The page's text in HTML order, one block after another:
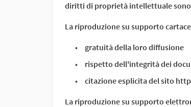
diritti di proprietà intellettuale sono
La riproduzione su supporto
gratuità della loro diffusione
rispetto dell'integrità dei
citazione esplicita del sito
La riproduzione su supporto